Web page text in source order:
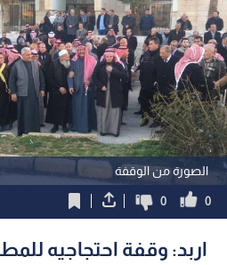
الصورة من الوقفة
0
0
اربد: وقفة احتجاجيه